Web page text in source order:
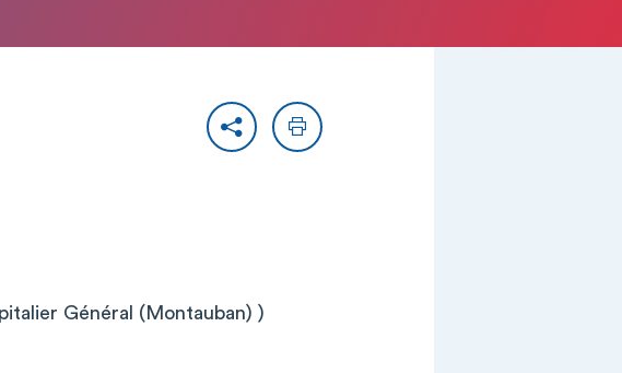
PartagerImprimer
Général (Montauban) )